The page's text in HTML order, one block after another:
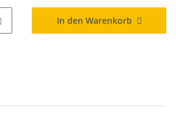
In den Warenkorb